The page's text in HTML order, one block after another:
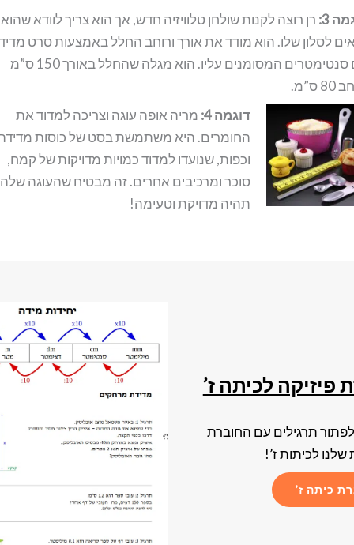
3:
רן רוצה לקנות שולחן טלוויזיה חדש, אך הוא צריך לוודא שהוא
לסלון שלו. הוא מודד את אורך ורוחב החלל באמצעות סרט
עם סנטימטרים המסומנים עליו. הוא מגלה שהחלל באורך 150 ס”מ
ס”מ.
דוגמה 4:
מריה אופה עוגה וצריכה למדוד את
החומרים. היא משתמשת בסט של כוסות
וכפות, שנועדו למדוד כמויות מדויקות של קמח,
סוכר ומרכיבים אחרים. זה מבטיח שהעוגה שלה
תהיה מדויקת וטעימה!
פיזיקה לכיתה ז’
תרגילים עם החוברת
לכיתות ז’!
כיתה ז’